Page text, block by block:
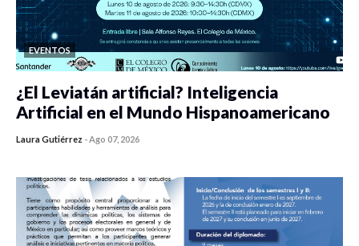
EVENTOS
¿El Leviatán artificial? Inteligencia
Artificial en el Mundo Hispanoamericano
Laura Gutiérrez -Ago 07, 2026